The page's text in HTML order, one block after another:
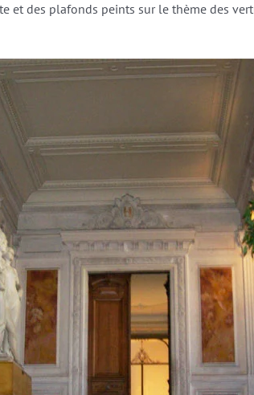
et des plafonds peints sur le thème des